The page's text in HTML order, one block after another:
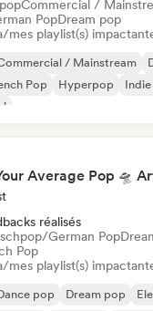
Commercial /
PopDream pop
mes playlist(s)
/ Mainstream
Pop Hyperpop
réalisés
German Pop
Pop
mes playlist(s)
pop Dream pop